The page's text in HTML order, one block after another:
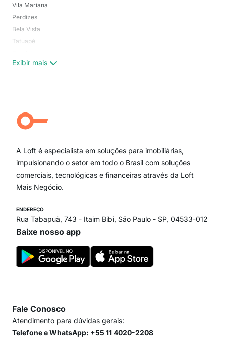
Vila Mariana
Perdizes
Bela Vista
Tatuapé
Centro
Campo Belo
Ipiranga
Paraíso
Itaim Bibi
Exibir mais
A Loft é especialista em soluções para imobiliárias,
impulsionando o setor em todo o Brasil com soluções
comerciais, tecnológicas e financeiras através da Loft
Mais Negócio.
ENDEREÇO
Rua Tabapuã, 743 - Itaim Bibi, São Paulo - SP, 04533-012
Baixe nosso app
Fale Conosco
Atendimento para dúvidas gerais:
Telefone e WhatsApp: +55 11 4020-2208